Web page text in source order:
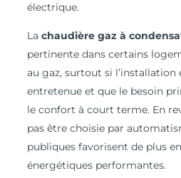
électrique.
La chaudière gaz à
pertinente dans certains
au gaz, surtout si l’installation
entretenue et que le besoin
le confort à court terme. En
pas être choisie par
publiques favorisent de plus
énergétiques performantes.